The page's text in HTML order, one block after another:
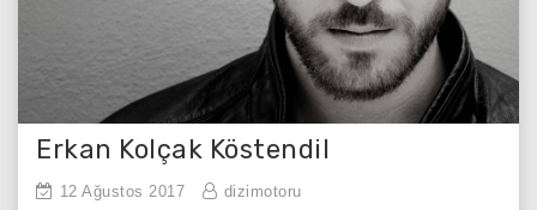
Erkan Kolçak Köstendil
12 Ağustos 2017 dizimotoru